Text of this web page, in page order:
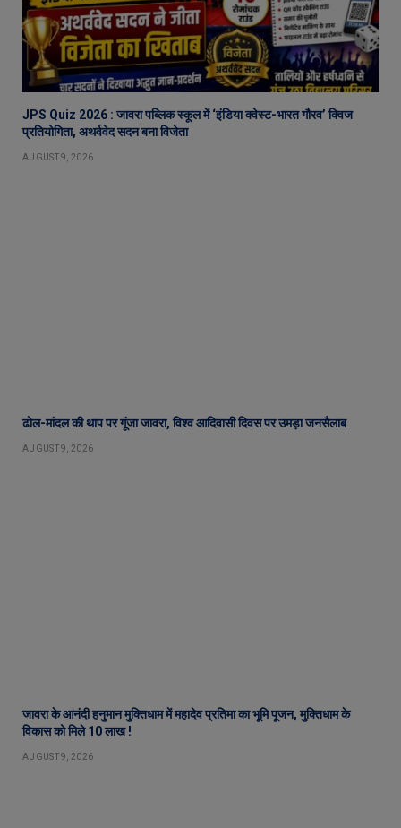
JPS Quiz 2026 : जावरा पब्लिक स्कूल में ‘इंडिया क्वेस्ट-भारत गौरव’ क्विज
प्रतियोगिता, अथर्ववेद सदन बना विजेता
AUGUST 9, 2026
ढोल-मांदल की थाप पर गूंजा जावरा, विश्व आदिवासी दिवस पर उमड़ा जनसैलाब
AUGUST 9, 2026
जावरा के आनंदी हनुमान मुक्तिधाम में महादेव प्रतिमा का भूमि पूजन, मुक्तिधाम के
विकास को मिले 10 लाख !
AUGUST 9, 2026